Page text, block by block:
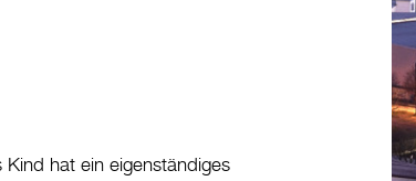
hat ein eigenständiges